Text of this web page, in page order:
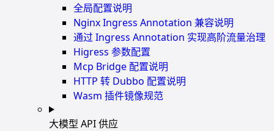
全局配置说明
Nginx Ingress Annotation 兼容说明
通过 Ingress Annotation 实现高阶流量治理
Higress 参数配置
Mcp Bridge 配置说明
HTTP 转 Dubbo 配置说明
Wasm 插件镜像规范
大模型 API 供应